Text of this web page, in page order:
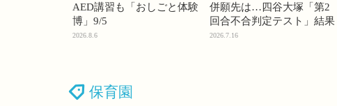
AED講習も「おしごと体験
博」9/5
2026.8.6
併願先は…四谷大塚「第2
回合不合判定テスト」結果
2026.7.16
保育園